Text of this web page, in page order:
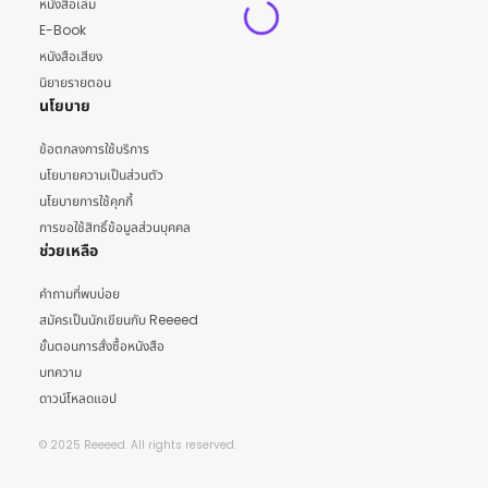
หนังสือเล่ม
E-Book
หนังสือเสียง
นิยายรายตอน
นโยบาย
ข้อตกลงการใช้บริการ
นโยบายความเป็นส่วนตัว
นโยบายการใช้คุกกี้
การขอใช้สิทธิ์ข้อมูลส่วนบุคคล
ช่วยเหลือ
คำถามที่พบบ่อย
สมัครเป็นนักเขียนกับ Reeeed
ขั้นตอนการสั่งซื้อหนังสือ
บทความ
ดาวน์โหลดแอป
© 2025 Reeeed. All rights reserved.